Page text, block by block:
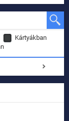
Kártyákban